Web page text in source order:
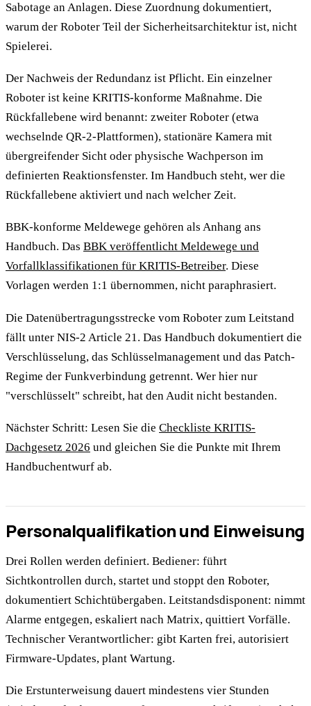
Sabotage an Anlagen. Diese Zuordnung dokumentiert,
warum der Roboter Teil der Sicherheitsarchitektur ist, nicht
Spielerei.
Der Nachweis der Redundanz ist Pflicht. Ein einzelner
Roboter ist keine KRITIS-konforme Maßnahme. Die
Rückfallebene wird benannt: zweiter Roboter (etwa
wechselnde QR-2-Plattformen), stationäre Kamera mit
übergreifender Sicht oder physische Wachperson im
definierten Reaktionsfenster. Im Handbuch steht, wer die
Rückfallebene aktiviert und nach welcher Zeit.
BBK-konforme Meldewege gehören als Anhang ans
Handbuch. Das BBK veröffentlicht Meldewege und
Vorfallklassifikationen für KRITIS-Betreiber. Diese
Vorlagen werden 1:1 übernommen, nicht paraphrasiert.
Die Datenübertragungsstrecke vom Roboter zum Leitstand
fällt unter NIS-2 Article 21. Das Handbuch dokumentiert die
Verschlüsselung, das Schlüsselmanagement und das Patch-
Regime der Funkverbindung getrennt. Wer hier nur
"verschlüsselt" schreibt, hat den Audit nicht bestanden.
Nächster Schritt: Lesen Sie die Checkliste KRITIS-
Dachgesetz 2026 und gleichen Sie die Punkte mit Ihrem
Handbuchentwurf ab.
Personalqualifikation und Einweisung
Drei Rollen werden definiert. Bediener: führt
Sichtkontrollen durch, startet und stoppt den Roboter,
dokumentiert Schichtübergaben. Leitstandsdisponent: nimmt
Alarme entgegen, eskaliert nach Matrix, quittiert Vorfälle.
Technischer Verantwortlicher: gibt Karten frei, autorisiert
Firmware-Updates, plant Wartung.
Die Erstunterweisung dauert mindestens vier Stunden